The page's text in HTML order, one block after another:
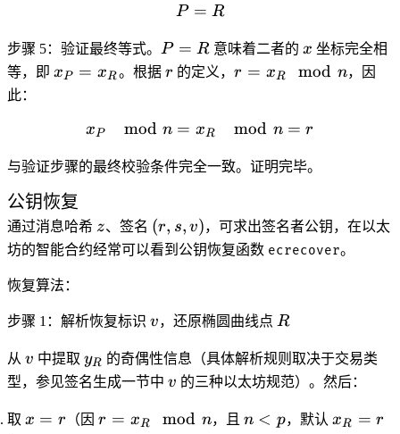
R
Q =
P
P = R
P = R
步骤 5：验证最终等式。
P
=
P = R意味着二者的 x
x 坐标完全相
等，即 x_P
xP = xR。根据 r
r 的定义，r =
n
r = xR mod n，因
此：
x_P \mod n = x_R \mod
xP mod n = xR mod n = r
与验证步骤的最终校验条件完全一致。证明完毕。
公钥恢复
通过消息哈希 z
z、签名 (r,
s,
(r, s, v)，可求出签名者公钥，在以太
坊的智能合约经常可以看到公钥恢复函数 ecrecover。
恢复算法：
步骤 1：解析恢复标识 v
v，还原椭圆曲线点 R
R
从 v
v 中提取 y_R
yR 的奇偶性信息（具体解析规则取决于交易类
型，参见签名生成一节中 v
v 的三种以太坊规范）。然后：
取 x
x = r （因r =
r = xR mod n，且 n
n < p，默认 x_R
xR = r